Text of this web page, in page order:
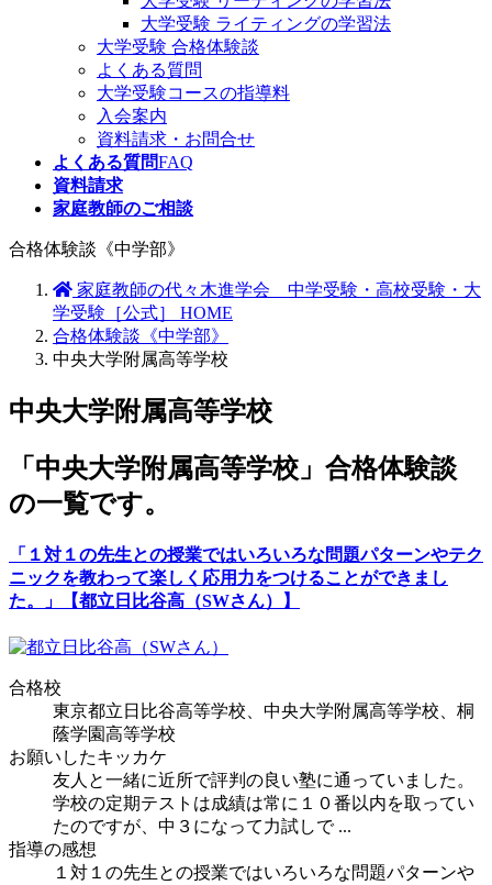
大学受験 ライティングの学習法
大学受験 合格体験談
よくある質問
大学受験コースの指導料
入会案内
資料請求・お問合せ
よくある質問FAQ
資料請求
家庭教師のご相談
合格体験談《中学部》
家庭教師の代々木進学会 中学受験・高校受験・大
学受験［公式］ HOME
合格体験談《中学部》
中央大学附属高等学校
中央大学附属高等学校
「中央大学附属高等学校」合格体験談
の一覧です。
「１対１の先生との授業ではいろいろな問題パターンやテク
ニックを教わって楽しく応用力をつけることができまし
た。」
【都立日比谷高（SWさん）】
合格校
東京都立日比谷高等学校 、中央大学附属高等学校、桐
蔭学園高等学校
お願いしたキッカケ
友人と一緒に近所で評判の良い塾に通っていました。
学校の定期テストは成績は常に１０番以内を取ってい
たのですが、中３になって力試しで ...
指導の感想
１対１の先生との授業ではいろいろな問題パターンや